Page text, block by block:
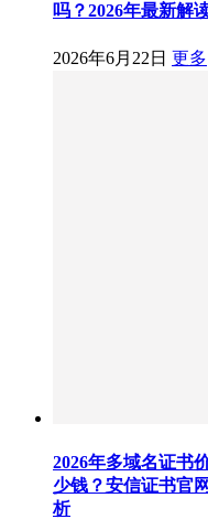
吗？2026年最新解
2026年6月22日 更多
2026年多域名证书
少钱？安信证书官
析